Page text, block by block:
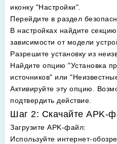
иконку "Настройки".
Перейдите в раздел
В настройках найдите
зависимости от модели
Разрешите установку из
Найдите опцию "Установка
источников" или
Активируйте эту опцию.
подтвердить действие.
Шаг 2: Скачайте APK-
Загрузите APK-файл:
Используйте интернет-